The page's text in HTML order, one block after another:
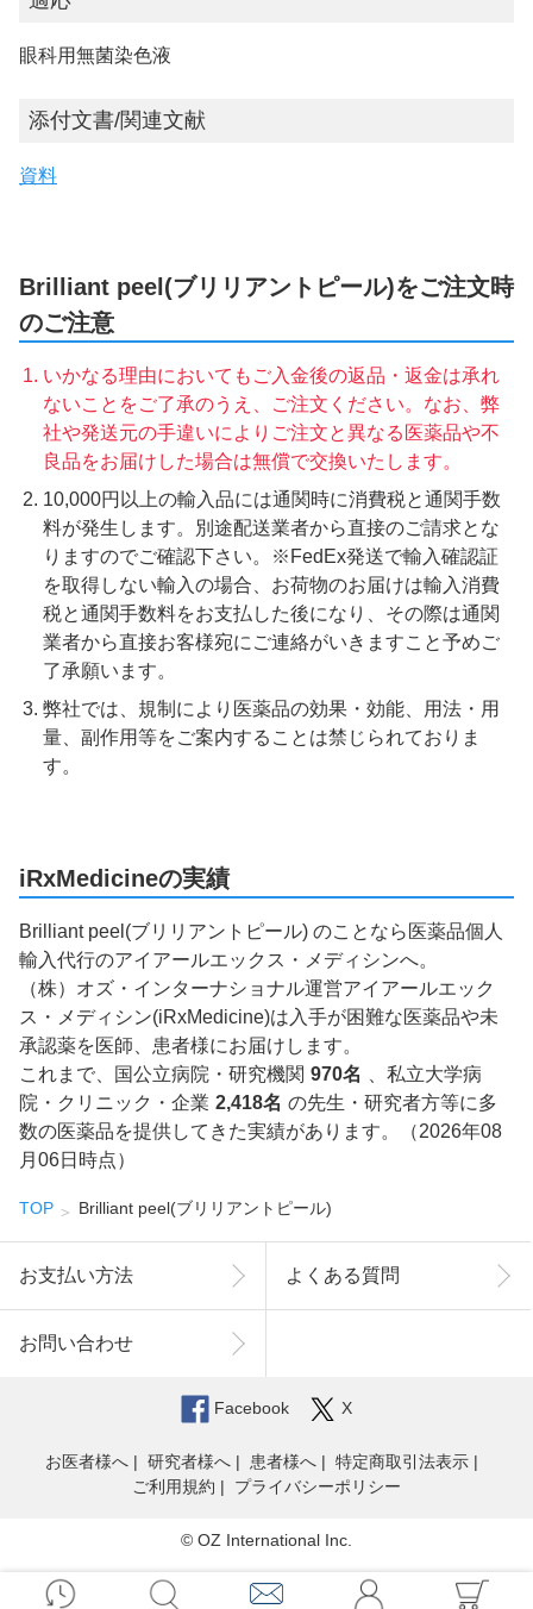
眼科用無菌染色液
添付文書/関連文献
資料
Brilliant peel(ブリリアントピール)をご注文時
のご注意
いかなる理由においてもご入金後の返品・返金は承れ
ないことをご了承のうえ、ご注文ください。なお、弊
社や発送元の手違いによりご注文と異なる医薬品や不
良品をお届けした場合は無償で交換いたします。
10,000円以上の輸入品には通関時に消費税と通関手数
料が発生します。別途配送業者から直接のご請求とな
りますのでご確認下さい。※FedEx発送で輸入確認証
を取得しない輸入の場合、お荷物のお届けは輸入消費
税と通関手数料をお支払した後になり、その際は通関
業者から直接お客様宛にご連絡がいきますこと予めご
了承願います。
弊社では、規制により医薬品の効果・効能、用法・用
量、副作用等をご案内することは禁じられておりま
す。
iRxMedicineの実績
Brilliant peel(ブリリアントピール) のことなら医薬品個人
輸入代行のアイアールエックス・メディシンへ。
（株）オズ・インターナショナル運営アイアールエック
ス・メディシン(iRxMedicine)は入手が困難な医薬品や未
承認薬を医師、患者様にお届けします。
これまで、国公立病院・研究機関 970名
、私立大学病
院・クリニック・企業 2,418名 の先生・研究者方等に多
数の医薬品を提供してきた実績があります。（2026年08
月06日時点）
TOP Brilliant peel(ブリリアントピール)
お支払い方法 よくある質問
お問い合わせ
Facebook X
お医者様へ 研究者様へ 患者様へ
特定商取引法表示
ご利用規約
プライバシーポリシー
© OZ International Inc.